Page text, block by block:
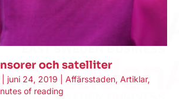
och satelliter
juni 24, 2019 Affärsstaden, Artiklar,
of reading